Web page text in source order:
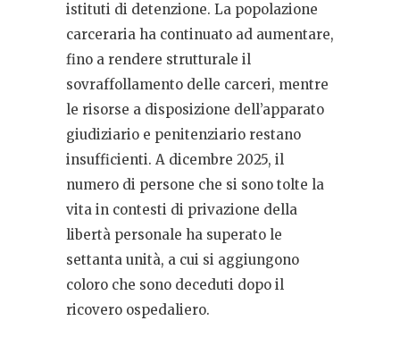
istituti di detenzione. La popolazione
carceraria ha continuato ad aumentare,
fino a rendere strutturale il
sovraffollamento delle carceri, mentre
le risorse a disposizione dell’apparato
giudiziario e penitenziario restano
insufficienti. A dicembre 2025, il
numero di persone che si sono tolte la
vita in contesti di privazione della
libertà personale ha superato le
settanta unità, a cui si aggiungono
coloro che sono deceduti dopo il
ricovero ospedaliero.